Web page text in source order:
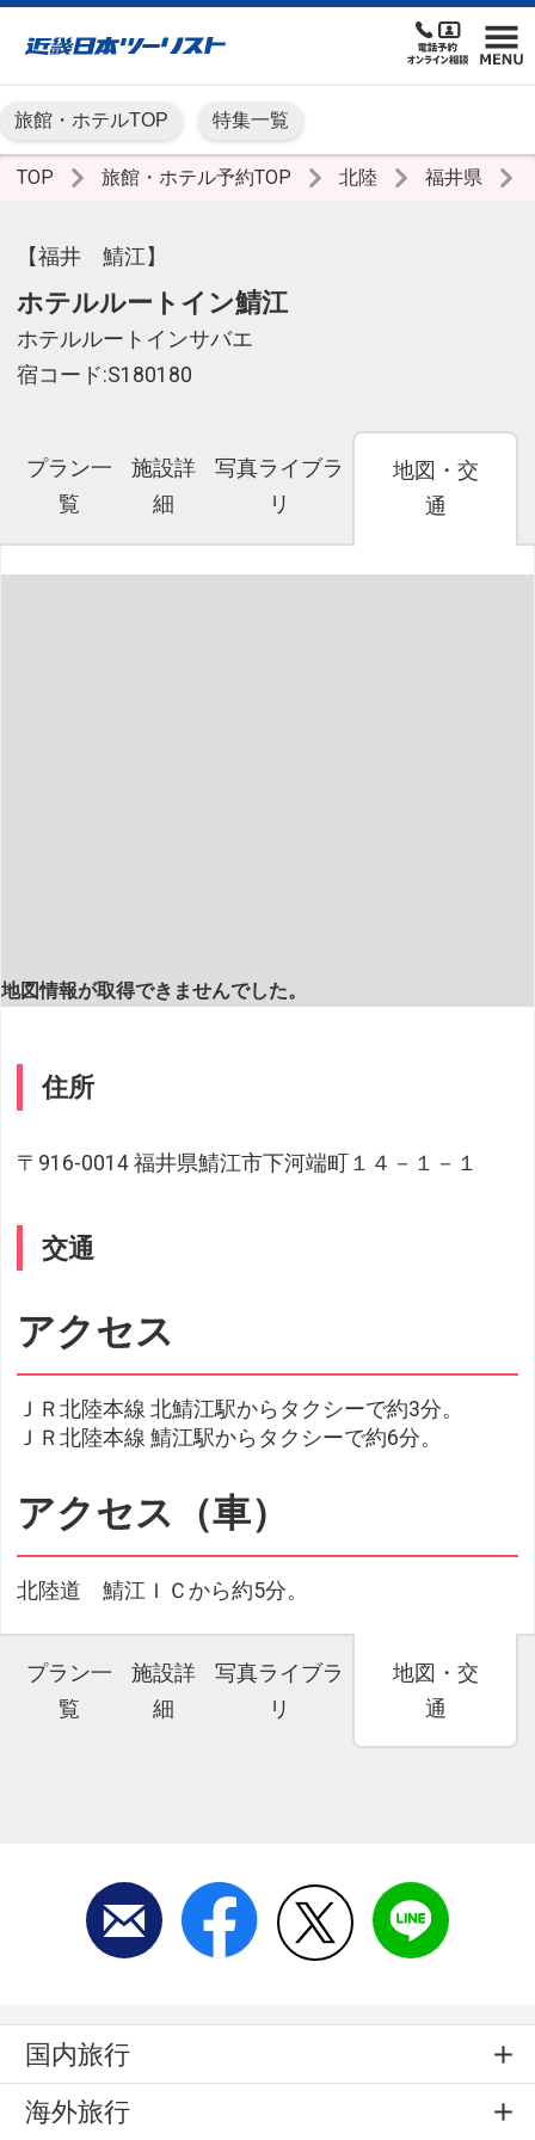
旅館・ホテルTOP 特集一覧
TOP 旅館・ホテル予約TOP 北陸 福井県
【福井 鯖江】
ホテルルートイン鯖江
ホテルルートインサバエ
宿コード:S180180
プラン一
覧
施設詳
細
写真ライブラ
リ
地図・交
通
地図情報が取得できませんでした。
住所
〒916-0014 福井県鯖江市下河端町１４－１－１
交通
アクセス
ＪＲ北陸本線 北鯖江駅からタクシーで約3分。
ＪＲ北陸本線 鯖江駅からタクシーで約6分。
アクセス（車）
北陸道 鯖江ＩＣから約5分。
プラン一
覧
施設詳
細
写真ライブラ
リ
地図・交
通
国内旅行
海外旅行